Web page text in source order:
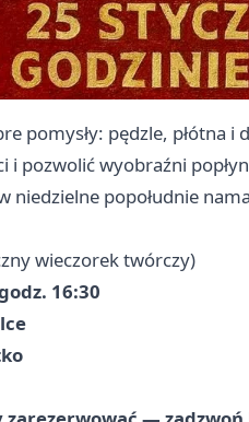
pomysły: pędzle, płótna
i pozwolić wyobraźni
niedzielne popołudnie
wieczorek twórczy)
16:30